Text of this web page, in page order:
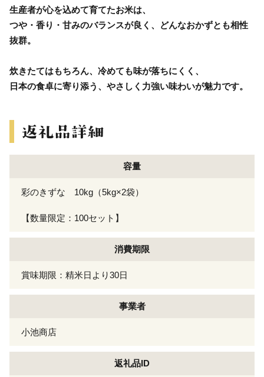
生産者が心を込めて育てたお米は、
つや・香り・甘みのバランスが良く、どんなおかずとも相性
抜群。
炊きたてはもちろん、冷めても味が落ちにくく、
日本の食卓に寄り添う、やさしく力強い味わいが魅力です。
容量
彩のきずな 10kg（5kg×2袋）
【数量限定：100セット】
消費期限
賞味期限：精米日より30日
事業者
小池商店
返礼品ID